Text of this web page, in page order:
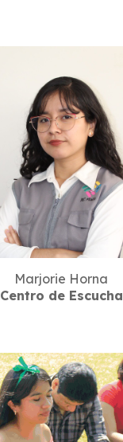
Marjorie Horna
Centro de Escucha